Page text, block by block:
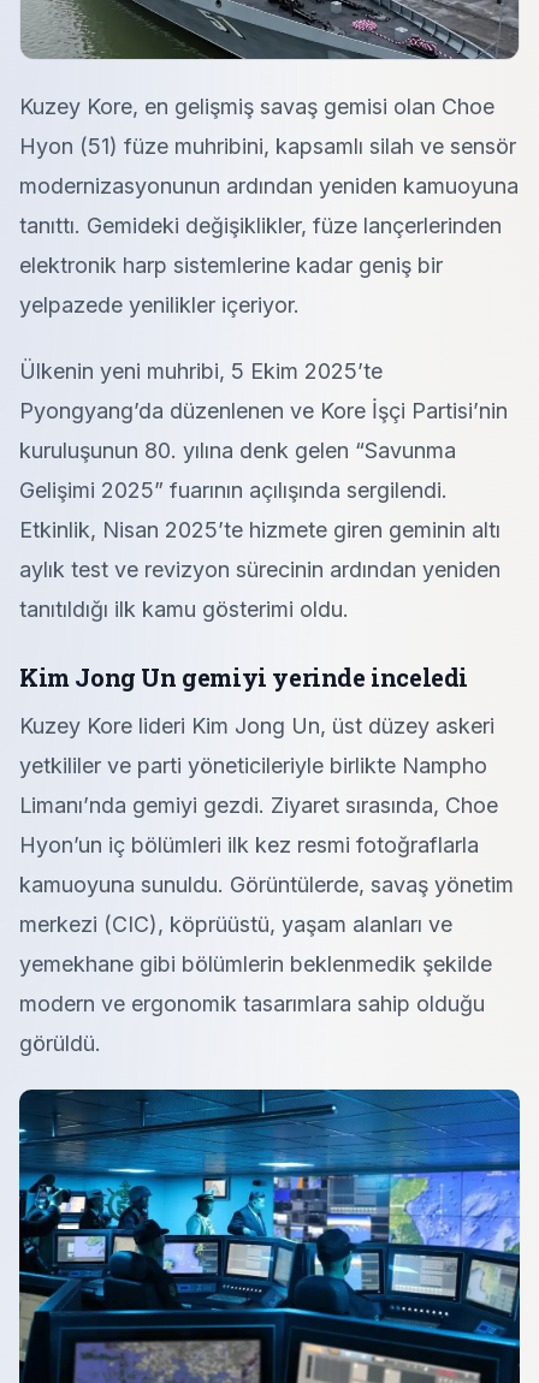
Kuzey Kore, en gelişmiş savaş gemisi olan Choe
Hyon (51) füze muhribini, kapsamlı silah ve sensör
modernizasyonunun ardından yeniden kamuoyuna
tanıttı. Gemideki değişiklikler, füze lançerlerinden
elektronik harp sistemlerine kadar geniş bir
yelpazede yenilikler içeriyor.
Ülkenin yeni muhribi, 5 Ekim 2025’te
Pyongyang’da düzenlenen ve Kore İşçi Partisi’nin
kuruluşunun 80. yılına denk gelen “Savunma
Gelişimi 2025” fuarının açılışında sergilendi.
Etkinlik, Nisan 2025’te hizmete giren geminin altı
aylık test ve revizyon sürecinin ardından yeniden
tanıtıldığı ilk kamu gösterimi oldu.
Kim Jong Un gemiyi yerinde inceledi
Kuzey Kore lideri Kim Jong Un, üst düzey askeri
yetkililer ve parti yöneticileriyle birlikte Nampho
Limanı’nda gemiyi gezdi. Ziyaret sırasında, Choe
Hyon’un iç bölümleri ilk kez resmi fotoğraflarla
kamuoyuna sunuldu. Görüntülerde, savaş yönetim
merkezi (CIC), köprüüstü, yaşam alanları ve
yemekhane gibi bölümlerin beklenmedik şekilde
modern ve ergonomik tasarımlara sahip olduğu
görüldü.